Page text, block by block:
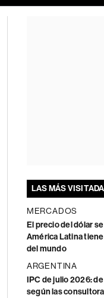
LAS MÁS
MERCADOS
El precio del dólar
América Latina
del mundo
ARGENTINA
IPC de julio 2026:
según las